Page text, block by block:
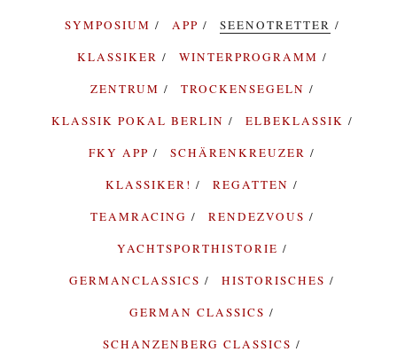
SYMPOSIUM
APP
SEENOTRETTER
KLASSIKER
WINTERPROGRAMM
ZENTRUM
TROCKENSEGELN
KLASSIK POKAL BERLIN
ELBEKLASSIK
FKY APP
SCHÄRENKREUZER
KLASSIKER!
REGATTEN
TEAMRACING
RENDEZVOUS
YACHTSPORTHISTORIE
GERMANCLASSICS
HISTORISCHES
GERMAN CLASSICS
SCHANZENBERG CLASSICS